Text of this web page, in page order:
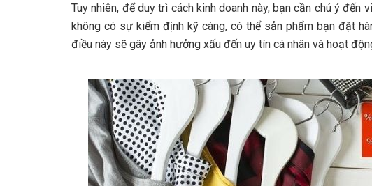
Tuy nhiên, để duy trì cách kinh doanh này, bạn cần chú ý
không có sự kiểm định kỹ càng, có thể sản phẩm bạn đặt
điều này sẽ gây ảnh hưởng xấu đến uy tín cá nhân và hoạt